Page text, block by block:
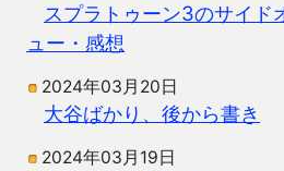
スプラトゥーン3のサイド
ュー・感想
2024年03月20日
大谷ばかり、後から書き
2024年03月19日